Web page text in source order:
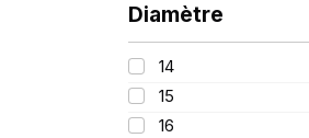
89
91
92
93
Diamètre
14
15
16